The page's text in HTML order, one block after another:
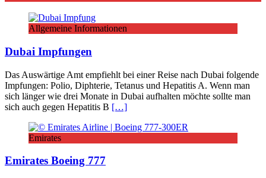
Allgemeine Informationen
Dubai Impfungen
Das Auswärtige Amt empfiehlt bei einer Reise nach Dubai folgende
Impfungen: Polio, Diphterie, Tetanus und Hepatitis A. Wenn man
sich länger wie drei Monate in Dubai aufhalten möchte sollte man
sich auch gegen Hepatitis B […]
Emirates
Emirates Boeing 777